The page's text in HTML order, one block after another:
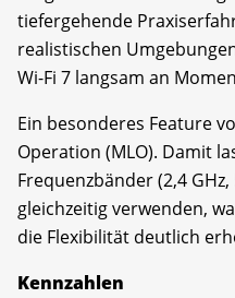
tiefer­gehende
realistischen
Wi-Fi 7 langsam an
Ein besonderes Feature
Operation (MLO). Damit
Frequenzbänder (2,4 GHz,
gleichzeitig verwenden,
die Flexibilität deutlich
Kennzahlen